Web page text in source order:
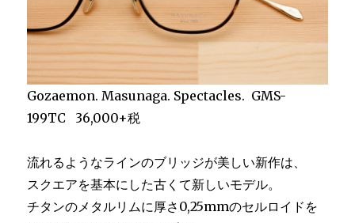
Gozaemon. Masunaga. Spectacles. GMS-
199TC 36,000+税
流れるようなラインのブリッジが美しい新作は、
スクエアを基本にした古くて新しいモデル。
チタンのメタルリムに厚さ0,25mmのセルロイドを